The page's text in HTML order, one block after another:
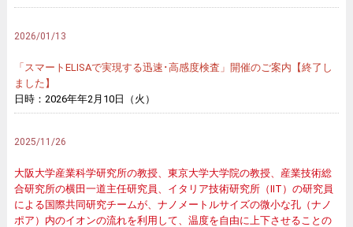
2026/01/13
「スマートELISAで実現する迅速･高感度検査」開催のご案内【終了し
ました】
日時：2026年年2月10日（火）
2025/11/26
大阪大学産業科学研究所の教授、東京大学大学院の教授、産業技術総
合研究所の横田一道主任研究員、イタリア技術研究所（IIT）の研究員
による国際共同研究チームが、ナノメートルサイズの微小な孔（ナノ
ポア）内のイオンの流れを利用して、温度を自由に上下させることの